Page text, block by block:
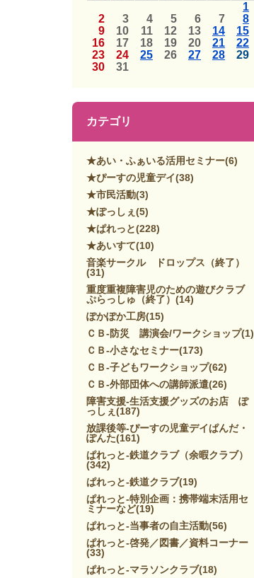
1
2
3 4 5 6 7
8
9
10 11 12 13 14
15
16
17 18 19 20 21
22
23
24 25 26 27 28
29
30
31
カテゴリ
★あい・ふぁいる活用セミナー(6)
★ぴーすの児童デイ(38)
★市民活動(3)
★ぽっしぇ (5)
★ぱれっと(228)
★あいすて(10)
音楽サークル ドロップス（終了）
(31)
重度重複障害児のための遊びクラブ
ぷらっしゅ（終了） (14)
ぽかぽか工房(15)
ＣＢ-防災 講演会/ワークショップ(1)
ＣＢ-小さなセミナー(173)
ＣＢ-子どもワークショップ(62)
ＣＢ-外部団体への講師派遣(26)
障害支援-生活支援グッズのお店 ぽ
っしぇ (187)
放課後等-ぴーすの児童デイぱんだ・
ぽんた(161)
ぱれっと-鉄道クラブ（余暇クラブ）
(342)
ぱれっと-鉄道クラブ(19)
ぱれっと-特別企画：携帯端末活用セ
ミナーなど(19)
ぱれっと-当事者の自主活動(56)
ぱれっと-啓発／図書／資料コーナー
(33)
ぱれっと-マラソンクラブ(18)